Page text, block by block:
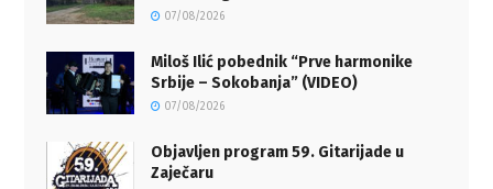
07/08/2026
Miloš Ilić pobednik “Prve harmonike
Srbije – Sokobanja” (VIDEO)
07/08/2026
Objavljen program 59. Gitarijade u
Zaječaru